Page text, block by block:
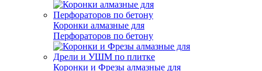
Коронки алмазные для
Перфораторов по бетону
Коронки и Фрезы алмазные для